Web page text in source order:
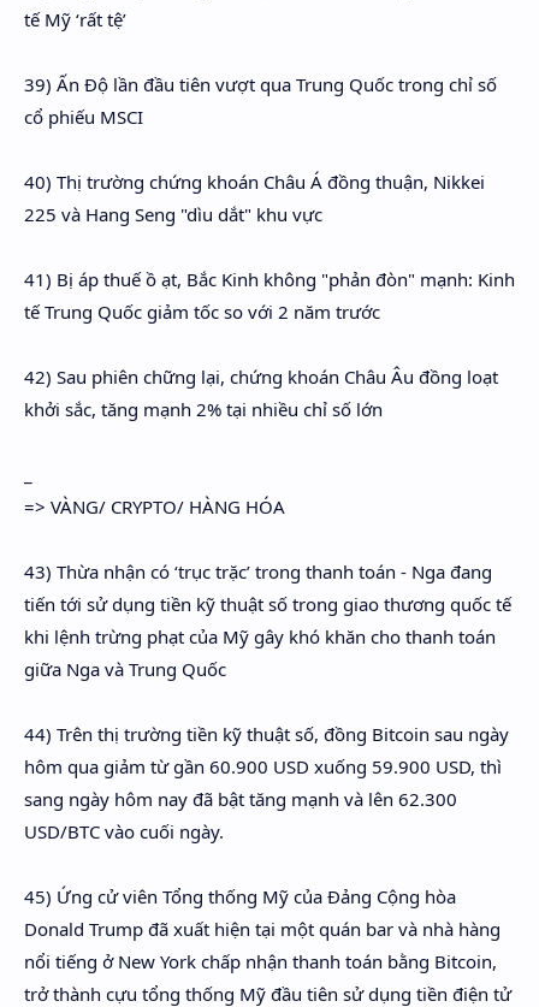
tế Mỹ ‘rất tệ’
39) Ấn Độ lần đầu tiên vượt qua Trung Quốc trong chỉ số
cổ phiếu MSCI
40) Thị trường chứng khoán Châu Á đồng thuận, Nikkei
225 và Hang Seng "dìu dắt" khu vực
41) Bị áp thuế ồ ạt, Bắc Kinh không "phản đòn" mạnh: Kinh
tế Trung Quốc giảm tốc so với 2 năm trước
42) Sau phiên chững lại, chứng khoán Châu Âu đồng loạt
khởi sắc, tăng mạnh 2% tại nhiều chỉ số lớn
=> VÀNG/ CRYPTO/ HÀNG HÓA
43) Thừa nhận có ‘trục trặc’ trong thanh toán - Nga đang
tiến tới sử dụng tiền kỹ thuật số trong giao thương quốc tế
khi lệnh trừng phạt của Mỹ gây khó khăn cho thanh toán
giữa Nga và Trung Quốc
44) Trên thị trường tiền kỹ thuật số, đồng Bitcoin sau ngày
hôm qua giảm từ gần 60.900 USD xuống 59.900 USD, thì
sang ngày hôm nay đã bật tăng mạnh và lên 62.300
USD/BTC vào cuối ngày.
45) Ứng cử viên Tổng thống Mỹ của Đảng Cộng hòa
Donald Trump đã xuất hiện tại một quán bar và nhà hàng
nổi tiếng ở New York chấp nhận thanh toán bằng Bitcoin,
trở thành cựu tổng thống Mỹ đầu tiên sử dụng tiền điện tử